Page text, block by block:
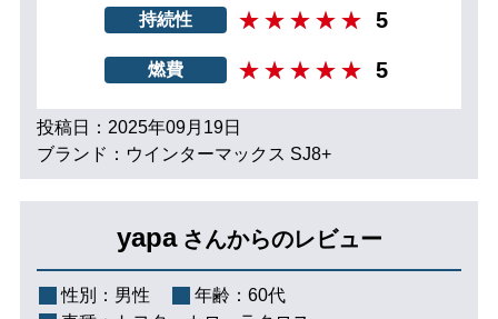
持続性 5
燃費 5
投稿日：2025年09月19日
ブランド：ウインターマックス SJ8+
yapa さんからのレビュー
性別： 男性 年齢： 60代